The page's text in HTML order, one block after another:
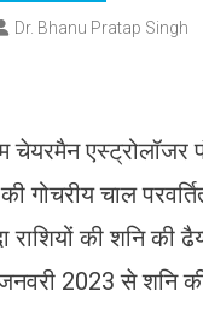
Dr. Bhanu Pratap Singh
एस्ट्रोलॉजर
गोचरीय चाल
की शनि की
2023 से शनि